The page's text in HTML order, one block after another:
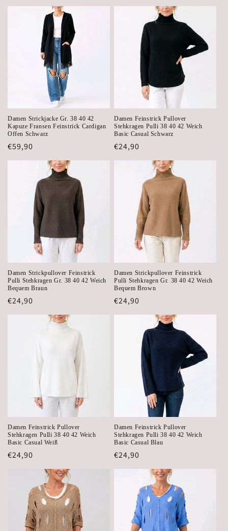
Damen Strickjacke Gr. 38 40 42
Kapuze Fransen Feinstrick Cardigan
Offen Schwarz
Regular
price
€59,90
Damen Feinstrick Pullover
Stehkragen Pulli 38 40 42 Weich
Basic Casual Schwarz
Regular
price
€24,90
Damen Strickpullover Feinstrick
Pulli Stehkragen Gr. 38 40 42 Weich
Bequem Braun
Regular
price
€24,90
Damen Strickpullover Feinstrick
Pulli Stehkragen Gr. 38 40 42 Weich
Bequem Brown
Regular
price
€24,90
Damen Feinstrick Pullover
Stehkragen Pulli 38 40 42 Weich
Basic Casual Weiß
Regular
€24,90
Damen Feinstrick Pullover
Stehkragen Pulli 38 40 42 Weich
Basic Casual Blau
Regular
price
€24,90